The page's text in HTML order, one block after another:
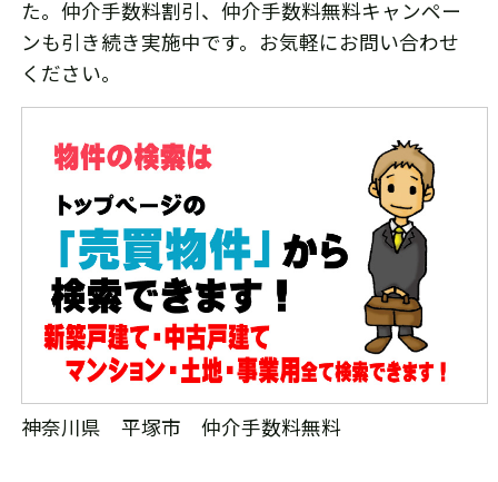
た。仲介手数料割引、仲介手数料無料キャンペー
ンも引き続き実施中です。お気軽にお問い合わせ
ください。
神奈川県 平塚市 仲介手数料無料